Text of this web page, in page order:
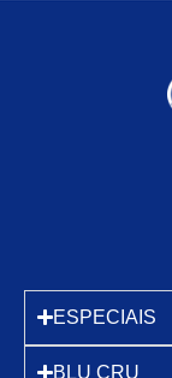
ESPECIAIS
BLU CRU